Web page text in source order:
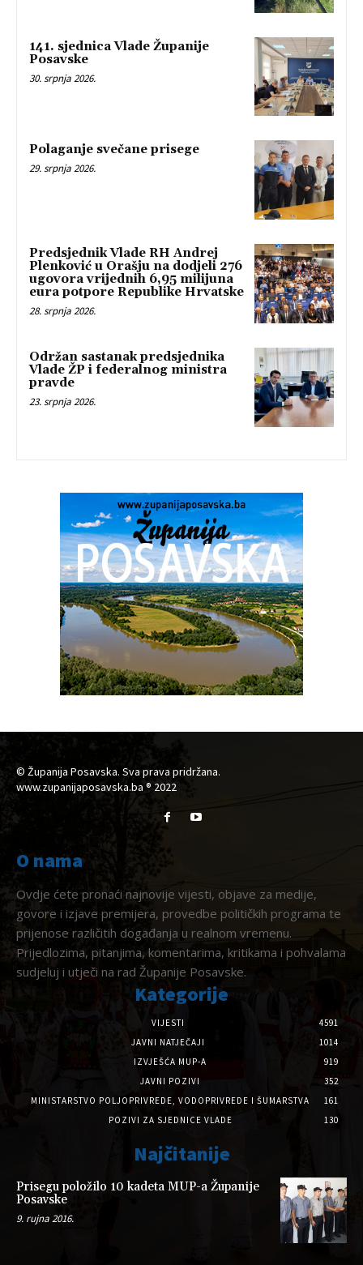
141. sjednica Vlade Županije
Posavske
30. srpnja 2026.
Polaganje svečane prisege
29. srpnja 2026.
Predsjednik Vlade RH Andrej
Plenković u Orašju na dodjeli 276
ugovora vrijednih 6,95 milijuna
eura potpore Republike Hrvatske
28. srpnja 2026.
Održan sastanak predsjednika
Vlade ŽP i federalnog ministra
pravde
23. srpnja 2026.
© Županija Posavska. Sva prava pridržana.
www.zupanijaposavska.ba ® 2022
O nama
Ovdje ćete pronaći najnovije vijesti, objave za medije,
govore i izjave premijera, provedbe političkih programa te
prijenose različitih događanja u realnom vremenu.
Prijedlozima, pitanjima, komentarima, kritikama i pohvalama
sudjeluj i utječi na rad Županije Posavske.
Kategorije
VIJESTI
4591
JAVNI NATJEČAJI
1014
IZVJEŠĆA MUP-A
919
JAVNI POZIVI
352
MINISTARSTVO POLJOPRIVREDE, VODOPRIVREDE I ŠUMARSTVA
161
POZIVI ZA SJEDNICE VLADE
130
Najčitanije
Prisegu položilo 10 kadeta MUP-a Županije
Posavske
9. rujna 2016.